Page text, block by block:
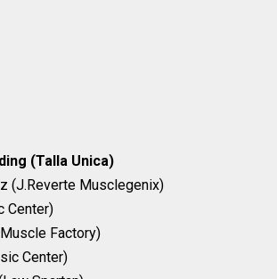
(Talla Unica)
(J.Reverte Musclegenix)
Center)
Factory)
Center)